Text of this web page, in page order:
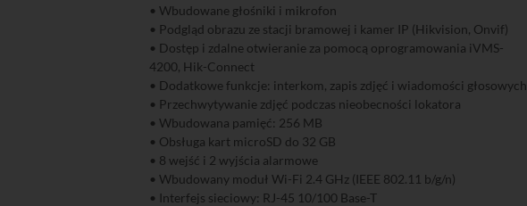
• Wbudowane głośniki i mikrofon
• Podgląd obrazu ze stacji bramowej i kamer IP (Hikvision, Onvif)
• Dostęp i zdalne otwieranie za pomocą oprogramowania iVMS-
4200, Hik-Connect
• Dodatkowe funkcje: interkom, zapis zdjęć i wiadomości głosowych
• Przechwytywanie zdjęć podczas nieobecności lokatora
• Wbudowana pamięć: 256 MB
• Obsługa kart microSD do 32 GB
• 8 wejść i 2 wyjścia alarmowe
• Wbudowany moduł Wi-Fi 2.4 GHz (IEEE 802.11 b/g/n)
• Interfejs sieciowy: RJ-45 10/100 Base-T